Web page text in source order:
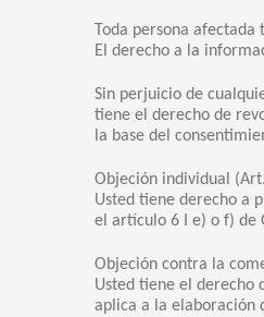
Toda persona
El derecho a la
Sin perjuicio de
tiene el derecho de
la base del
Objeción individual
Usted tiene derecho a
el artículo 6 I e) o f) de
Objeción contra la
Usted tiene el derecho
aplica a la elaboración